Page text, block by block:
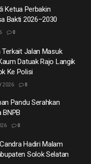
Ketua Perbakin
Bakti 2026–2030
0
Jalan Masuk
Datuak Rajo Langik
Ke Polisi
2026 0
Pandu Serahkan
BNPB
0
Hadiri Malam
Solok Selatan